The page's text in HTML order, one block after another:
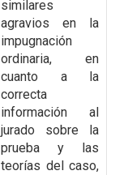
similares
agravios en la
impugnación
ordinaria, en
cuanto a la
correcta
información al
jurado sobre la
prueba y las
teorías del caso,